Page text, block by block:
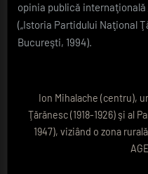
opinia publică internaţională
(„Istoria Partidului Naţional
Bucureşti, 1994).
Ion Mihalache (centru),
Ţărănesc (1918-1926) şi al
1947), viziând o zona